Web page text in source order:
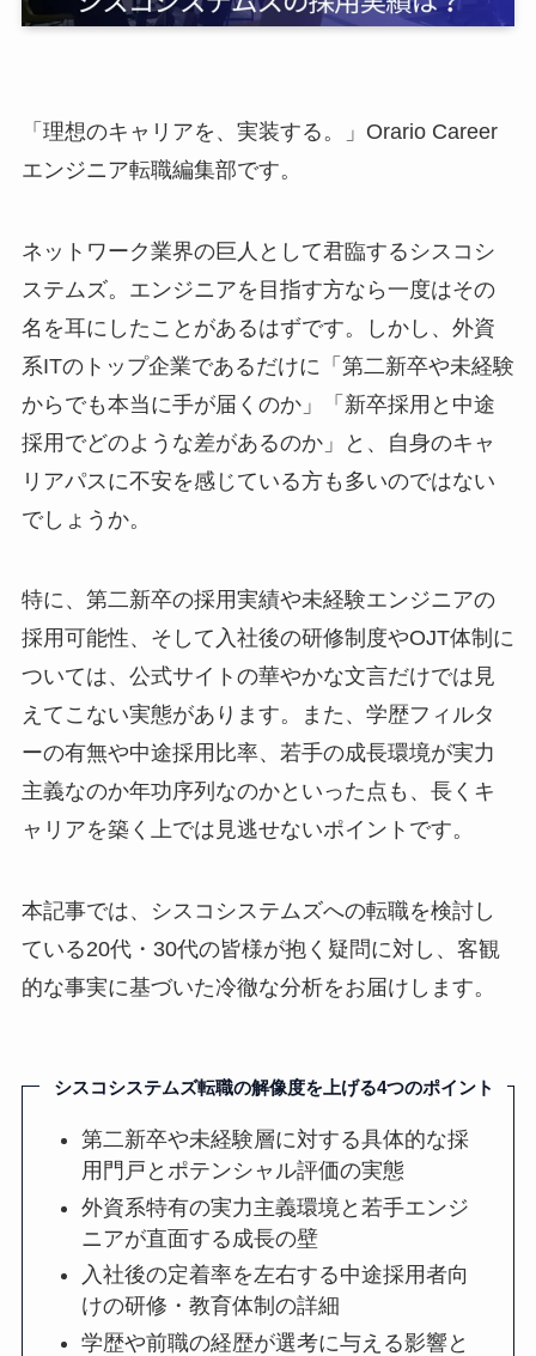
「理想のキャリアを、実装する。」Orario Career
エンジニア転職編集部です。
ネットワーク業界の巨人として君臨するシスコシ
ステムズ。エンジニアを目指す方なら一度はその
名を耳にしたことがあるはずです。しかし、外資
系ITのトップ企業であるだけに「第二新卒や未経験
からでも本当に手が届くのか」「新卒採用と中途
採用でどのような差があるのか」と、自身のキャ
リアパスに不安を感じている方も多いのではない
でしょうか。
特に、第二新卒の採用実績や未経験エンジニアの
採用可能性、そして入社後の研修制度やOJT体制に
ついては、公式サイトの華やかな文言だけでは見
えてこない実態があります。また、学歴フィルタ
ーの有無や中途採用比率、若手の成長環境が実力
主義なのか年功序列なのかといった点も、長くキ
ャリアを築く上では見逃せないポイントです。
本記事では、シスコシステムズへの転職を検討し
ている20代・30代の皆様が抱く疑問に対し、客観
的な事実に基づいた冷徹な分析をお届けします。
シスコシステムズ転職の解像度を上げる4つのポイント
第二新卒や未経験層に対する具体的な採
用門戸とポテンシャル評価の実態
外資系特有の実力主義環境と若手エンジ
ニアが直面する成長の壁
入社後の定着率を左右する中途採用者向
けの研修・教育体制の詳細
学歴や前職の経歴が選考に与える影響と